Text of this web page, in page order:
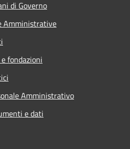
di Governo
Amministrative
fondazioni
Amministrativo
e dati